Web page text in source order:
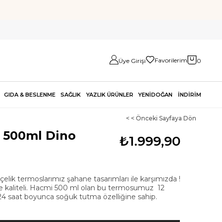
Üye Girişi Favorilerim 0
GIDA & BESLENME SAĞLIK YAZLIK ÜRÜNLER YENİDOĞAN İNDİRİM
< < Önceki Sayfaya Dön
₺1.999,90
Dino
termoslarımız şahane tasarımları ile karşımızda !
kaliteli. Hacmi 500 ml olan bu termosumuz 12
saat boyunca soğuk tutma özelliğine sahip.